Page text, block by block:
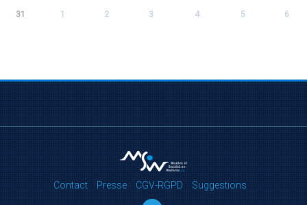
31 1 2 3 4 5 6
Contact Presse CGV-RGPD Suggestions